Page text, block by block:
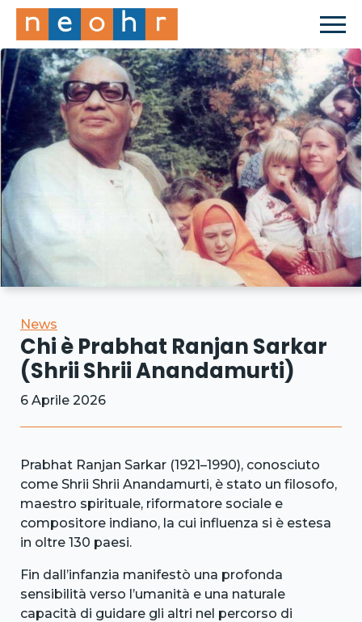
News
Chi è Prabhat Ranjan Sarkar
(Shrii Shrii Anandamurti)
6 Aprile 2026
Prabhat Ranjan Sarkar (1921–1990), conosciuto
come Shrii Shrii Anandamurti, è stato un filosofo,
maestro spirituale, riformatore sociale e
compositore indiano, la cui influenza si è estesa
in oltre 130 paesi.
Fin dall’infanzia manifestò una profonda
sensibilità verso l’umanità e una naturale
capacità di guidare gli altri nel percorso di